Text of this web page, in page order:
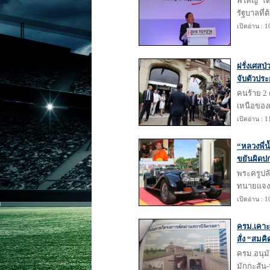
รัฐบาลที่
เปิดอ่าน :
ฝรั่งเศส
จับตัวปร
คนร้าย 2
เหนือขอ
เปิดอ่าน :
“หลวงพี่
ขยันผิดป
พระครูป
ทนายแจ
เปิดอ่าน :
ครม.เคา
สั่ง “สมคิ
ครม.อนุมั
มักกะสัน-